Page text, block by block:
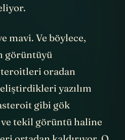
için kullanılan ana
mavi. Ve böylece,
görüntüyü
oradan
yazılım
gibi gök